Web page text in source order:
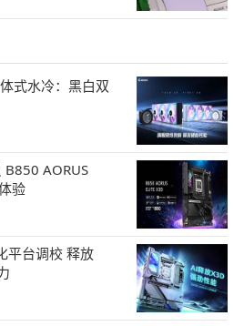
式水冷：黑白双
AORUS
验
平台调校 释放